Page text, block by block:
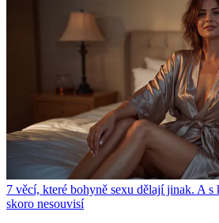
7 věcí, které bohyně sexu dělají jinak. A
skoro nesouvisí